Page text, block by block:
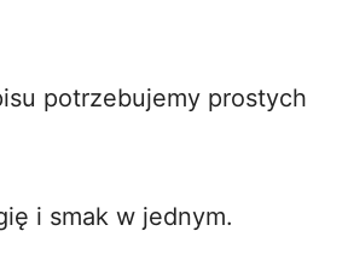
potrzebujemy prostych
i smak w jednym.